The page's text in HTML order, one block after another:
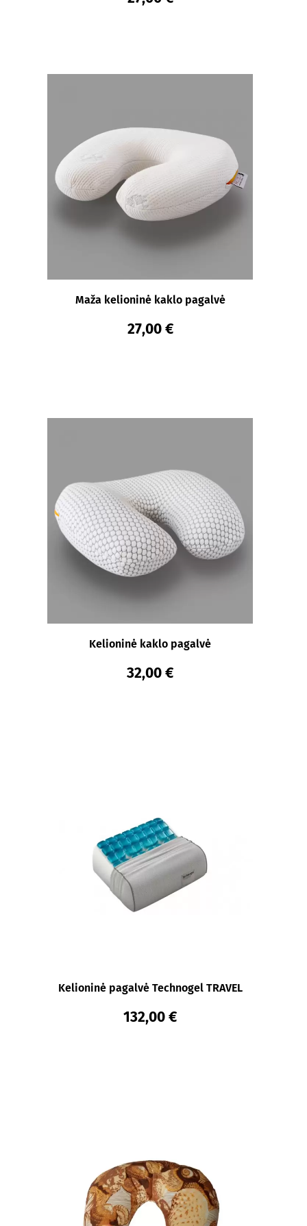
Maža kelioninė kaklo pagalvė
27,00 €
Kelioninė kaklo pagalvė
32,00 €
Kelioninė pagalvė Technogel TRAVEL
132,00 €